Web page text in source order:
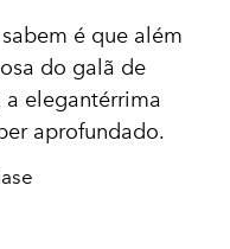
é que além
do galã de
elegantérrima
aprofundado.